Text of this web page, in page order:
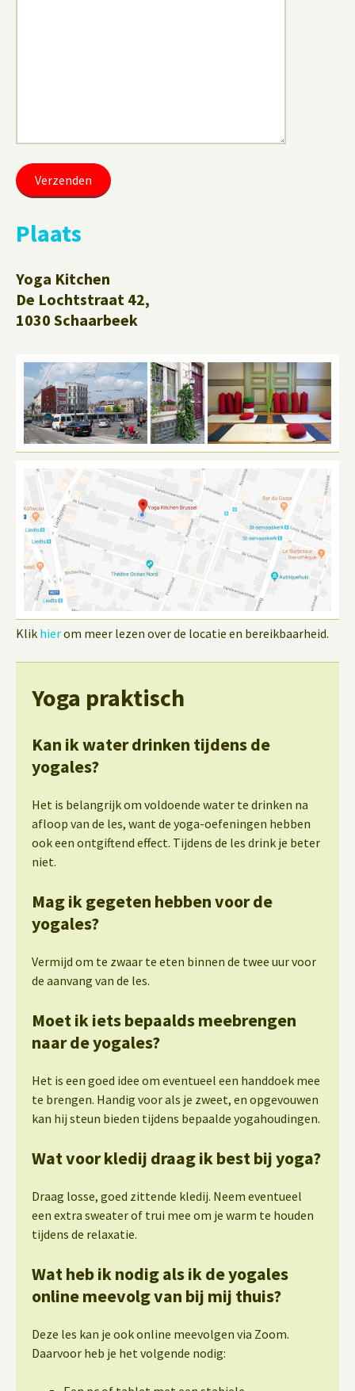
Plaats
Yoga Kitchen
De Lochtstraat 42,
1030 Schaarbeek
Klik hierom meer lezen over de locatie en bereikbaarheid.
Yoga praktisch
Kan ik water drinken tijdens de
yogales?
Het is belangrijk om voldoende water te drinken na
afloop van de les, want de yoga-oefeningen hebben
ook een ontgiftend effect. Tijdens de les drink je beter
niet.
Mag ik gegeten hebben voor de
yogales?
Vermijd om te zwaar te eten binnen de twee uur voor
de aanvang van de les.
Moet ik iets bepaalds meebrengen
naar de yogales?
Het is een goed idee om eventueel een handdoek mee
te brengen. Handig voor als je zweet, en opgevouwen
kan hij steun bieden tijdens bepaalde yogahoudingen.
Wat voor kledij draag ik best bij yoga?
Draag losse, goed zittende kledij. Neem eventueel
een extra sweater of trui mee om je warm te houden
tijdens de relaxatie.
Wat heb ik nodig als ik de yogales
online meevolg van bij mij thuis?
Deze les kan je ook online meevolgen via Zoom.
Daarvoor heb je het volgende nodig: